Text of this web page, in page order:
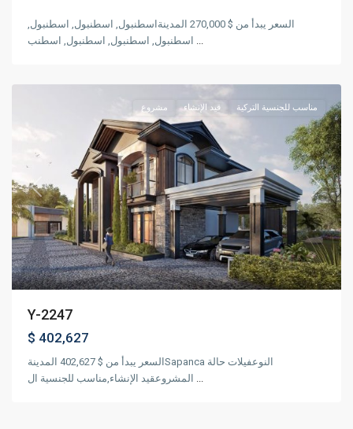
السعر يبدأ من $ 270,000 المدينةاسطنبول, اسطنبول, اسطنبول,
Previous Next
مشروع قيد الإنشاء مناسب للجنسية التركية
Y-2247
$ 402,627
السعر يبدأ من $ 402,627 المدينةSapanca النوعفيلات حالة